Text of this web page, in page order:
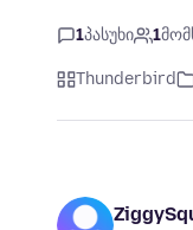
1პასუხი 1
Thunderbird